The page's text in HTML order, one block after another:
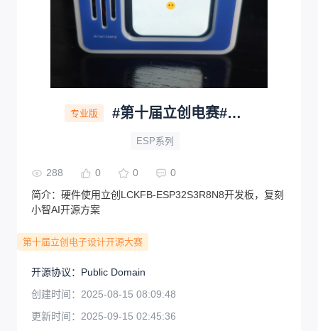
专业版 #第十届立创电赛#语音开发板
ESP系列
288 0 0
0
简介： 硬件使用立创LCKFB-ESP32S3R8N8开发板，复刻
小智AI开源方案
第十届立创电子设计开源大赛
开源协议： Public Domain
创建时间： 2025-08-15 08:09:48
更新时间： 2025-09-15 02:45:36